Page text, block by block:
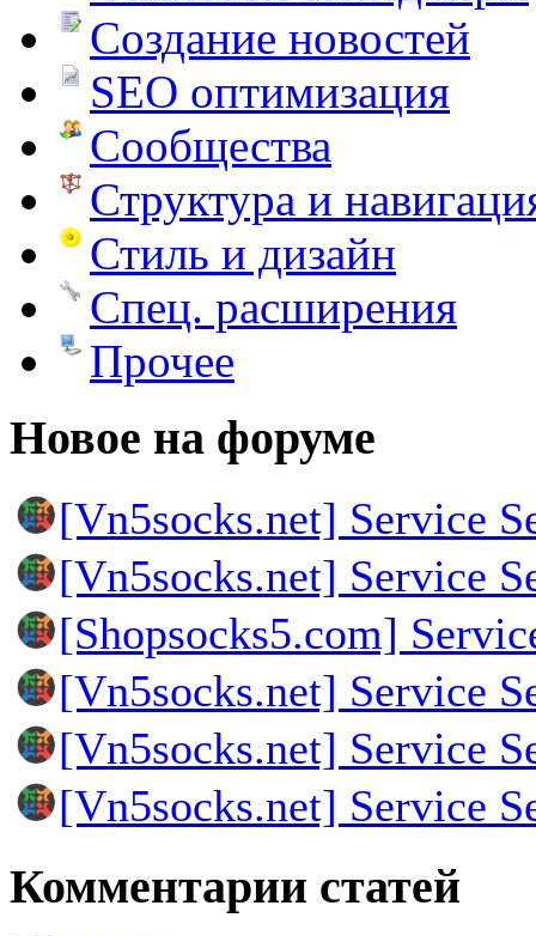
Создание новостей
SEO оптимизация
Сообщества
Структура и
Стиль и дизайн
Спец. расширения
Прочее
Новое на форуме
[Vn5socks.net] Service
[Vn5socks.net] Service
[Shopsocks5.com]
[Vn5socks.net] Service
[Vn5socks.net] Service
[Vn5socks.net] Service
Комментарии статей